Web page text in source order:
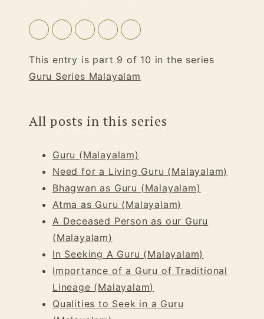
This entry is part 9 of 10 in the series
Guru Series Malayalam
All posts in this series
Guru (Malayalam)
Need for a Living Guru (Malayalam)
Bhagwan as Guru (Malayalam)
Atma as Guru (Malayalam)
A Deceased Person as our Guru
(Malayalam)
In Seeking A Guru (Malayalam)
Importance of a Guru of Traditional
Lineage (Malayalam)
Qualities to Seek in a Guru